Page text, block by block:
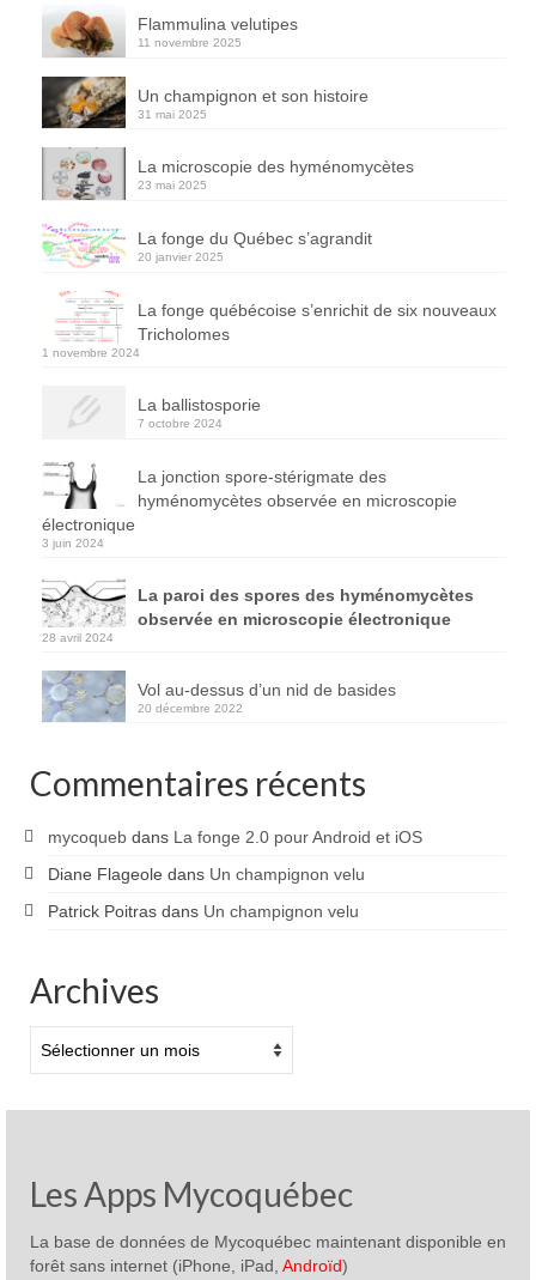
Flammulina velutipes
11 novembre 2025
Un champignon et son histoire
31 mai 2025
La microscopie des hyménomycètes
23 mai 2025
La fonge du Québec s’agrandit
20 janvier 2025
La fonge québécoise s’enrichit de six nouveaux
Tricholomes
1 novembre 2024
La ballistosporie
7 octobre 2024
La jonction spore-stérigmate des
hyménomycètes observée en microscopie
électronique
3 juin 2024
La paroi des spores des hyménomycètes
observée en microscopie électronique
28 avril 2024
Vol au-dessus d’un nid de basides
20 décembre 2022
Commentaires récents
mycoqueb dans La fonge 2.0 pour Android et iOS
Diane Flageole dans Un champignon velu
Patrick Poitras dans Un champignon velu
Archives
Les Apps Mycoquébec
La base de données de Mycoquébec maintenant disponible en
forêt sans internet (iPhone, iPad, Androïd)